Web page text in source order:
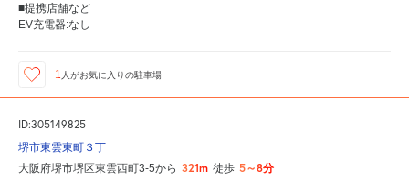
■提携店舗など
EV充電器:なし
1 人がお気に入りの駐車場
ID:305149825
堺市東雲東町３丁
大阪府堺市堺区東雲西町3-5から 321m 徒歩 5～8分